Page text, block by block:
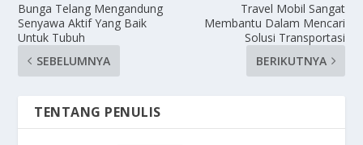
Bunga Telang Mengandung
Senyawa Aktif Yang Baik
Untuk Tubuh
SEBELUMNYA
Travel Mobil Sangat
Membantu Dalam Mencari
Solusi Transportasi
BERIKUTNYA
TENTANG PENULIS